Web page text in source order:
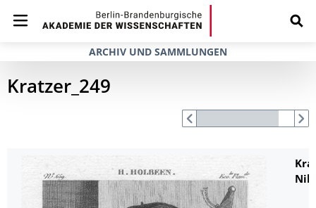
ARCHIV UND SAMMLUNGEN
Kratzer_249